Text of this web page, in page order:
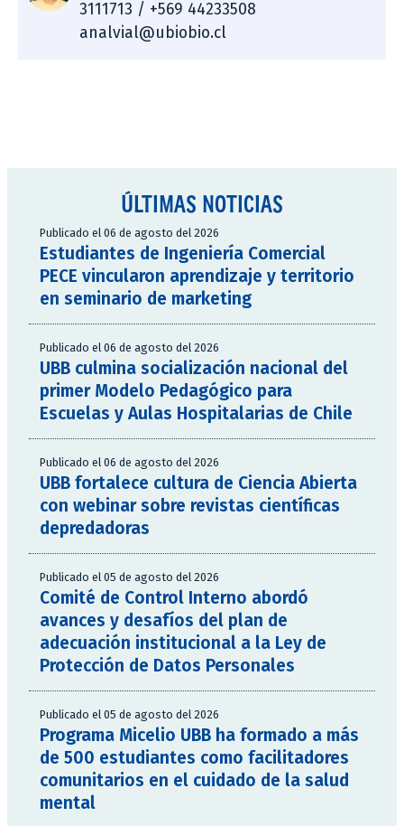
3111713 / +569 44233508
analvial@ubiobio.cl
ÚLTIMAS NOTICIAS
Publicado el 06 de agosto del 2026
Estudiantes de Ingeniería Comercial
PECE vincularon aprendizaje y territorio
en seminario de marketing
Publicado el 06 de agosto del 2026
UBB culmina socialización nacional del
primer Modelo Pedagógico para
Escuelas y Aulas Hospitalarias de Chile
Publicado el 06 de agosto del 2026
UBB fortalece cultura de Ciencia Abierta
con webinar sobre revistas científicas
depredadoras
Publicado el 05 de agosto del 2026
Comité de Control Interno abordó
avances y desafíos del plan de
adecuación institucional a la Ley de
Protección de Datos Personales
Publicado el 05 de agosto del 2026
Programa Micelio UBB ha formado a más
de 500 estudiantes como facilitadores
comunitarios en el cuidado de la salud
mental